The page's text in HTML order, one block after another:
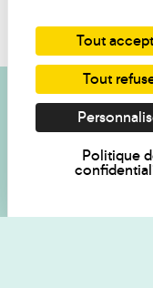
Je
Tout
Tout
Politique